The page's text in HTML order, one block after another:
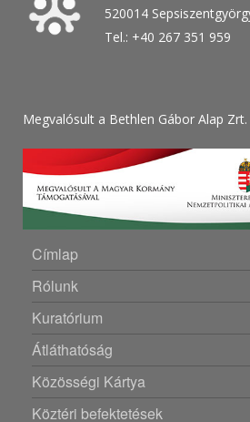
520014
Tel.: +40 267 351 959
Megvalósult a Bethlen Gábor Alap
Címlap
Rólunk
Kuratórium
Átláthatóság
Közösségi Kártya
Köztéri befektetések